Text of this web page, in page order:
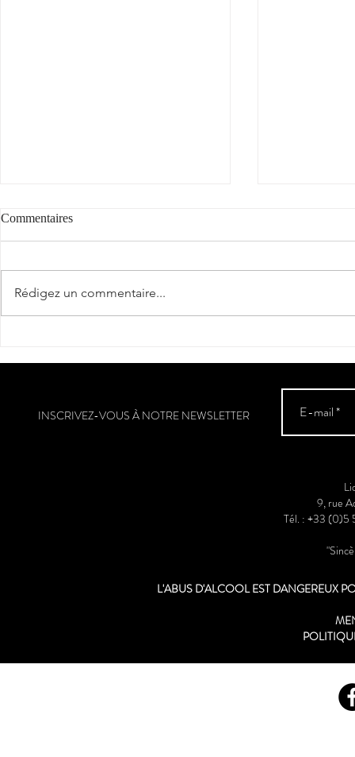
"Cantèra"
Commentaires
Rédigez un commentaire...
INSCRIVEZ-VOUS À NOTRE NEWSLETTER
9, rue
Tél. : +33
L'ABUS D'ALCOOL EST DANGEREUX